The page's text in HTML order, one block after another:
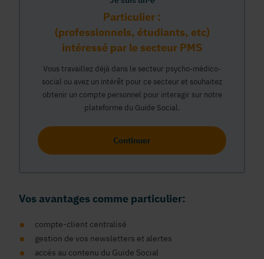
Particulier :
(professionnels, étudiants, etc)
intéressé par le secteur PMS
Vous travaillez déjà dans le secteur psycho-médico-
social ou avez un intérêt pour ce secteur et souhaitez
obtenir un compte personnel pour interagir sur notre
plateforme du Guide Social.
Continuer
Vos avantages comme particulier:
compte-client centralisé
gestion de vos newsletters et alertes
accés au contenu du Guide Social